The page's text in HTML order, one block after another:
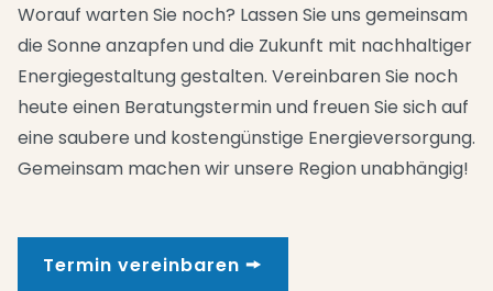
Worauf warten Sie noch? Lassen Sie uns gemeinsam
die Sonne anzapfen und die Zukunft mit nachhaltiger
Energiegestaltung gestalten. Vereinbaren Sie noch
heute einen Beratungstermin und freuen Sie sich auf
eine saubere und kostengünstige Energieversorgung.
Gemeinsam machen wir unsere Region unabhängig!
Termin vereinbaren 🠚